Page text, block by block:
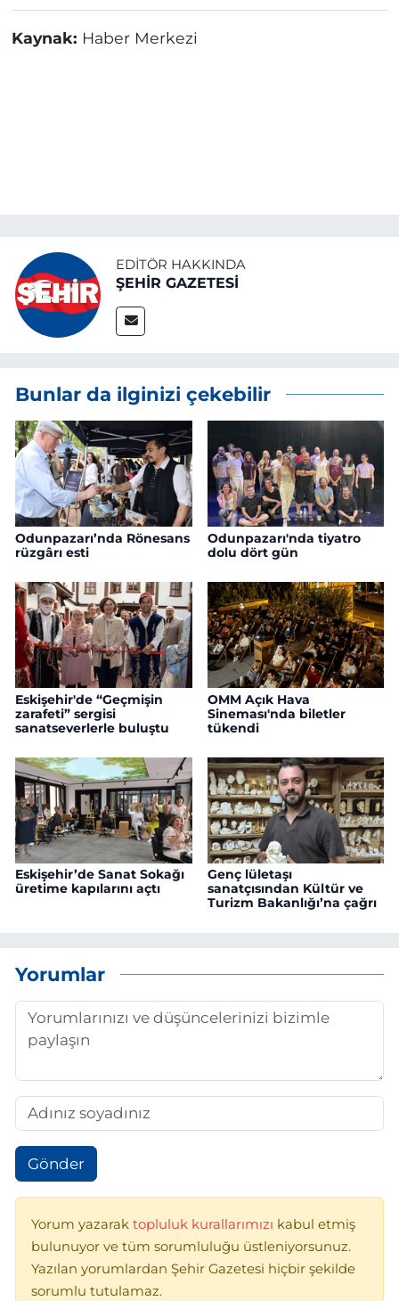
Kaynak: Haber Merkezi
EDITÖR HAKKINDA
ŞEHİR GAZETESİ
Bunlar da ilginizi çekebilir
Odunpazarı’nda Rönesans
rüzgârı esti
Odunpazarı'nda tiyatro
dolu dört gün
Eskişehir'de “Geçmişin
zarafeti” sergisi
sanatseverlerle buluştu
OMM Açık Hava
Sineması'nda biletler
tükendi
Eskişehir’de Sanat Sokağı
üretime kapılarını açtı
Genç lületaşı
sanatçısından Kültür ve
Turizm Bakanlığı’na çağrı
Yorumlar
Gönder
Yorum yazarak topluluk kurallarımızı kabul etmiş
bulunuyor ve tüm sorumluluğu üstleniyorsunuz.
Yazılan yorumlardan Şehir Gazetesi hiçbir şekilde
sorumlu tutulamaz.